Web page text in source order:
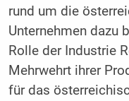
rund um die
Unternehmen dazu
Rolle der Industrie
Mehrwehrt ihrer
für das